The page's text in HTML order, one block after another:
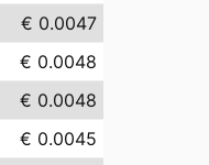
€ 0.0047
€ 0.0048
€ 0.0048
€ 0.0045